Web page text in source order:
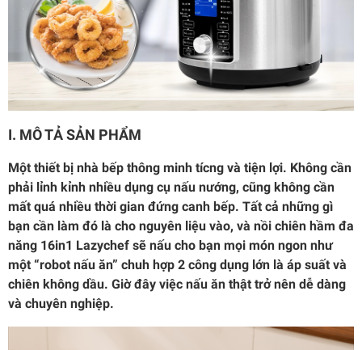
I. MÔ TẢ SẢN PHẨM
Một thiết bị nhà bếp thông minh tícng và tiện lợi. Không cần
phải lỉnh kỉnh nhiều dụng cụ nấu nướng, cũng không cần
mất quá nhiều thời gian đứng canh bếp. Tất cả những gì
bạn cần làm đó là cho nguyên liệu vào, và nồi chiên hầm đa
năng 16in1 Lazychef sẽ nấu cho bạn mọi món ngon như
một “robot nấu ăn” chuh hợp 2 công dụng lớn là áp suất và
chiên không dầu. Giờ đây việc nấu ăn thật trở nên dễ dàng
và chuyên nghiệp.